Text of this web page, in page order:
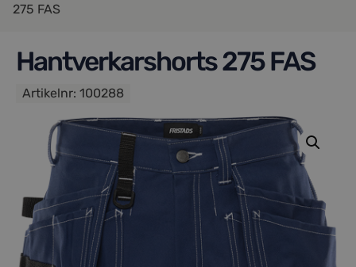
275 FAS
Hantverkarshorts 275 FAS
Artikelnr: 100288